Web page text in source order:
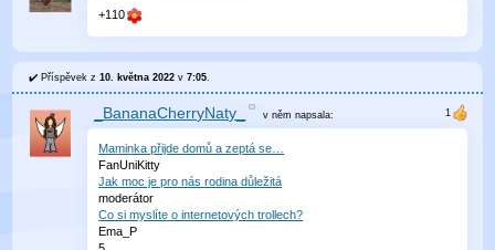
+110
Příspěvek z10. května 2022 v7:05.
_BananaCherryNaty_ v němnapsala:
Maminka přijde domů a zeptá se…
FanUniKitty
Jak moc je pro nás rodina důležitá
moderátor
Co si myslíte o internetových trollech?
Ema_P
5